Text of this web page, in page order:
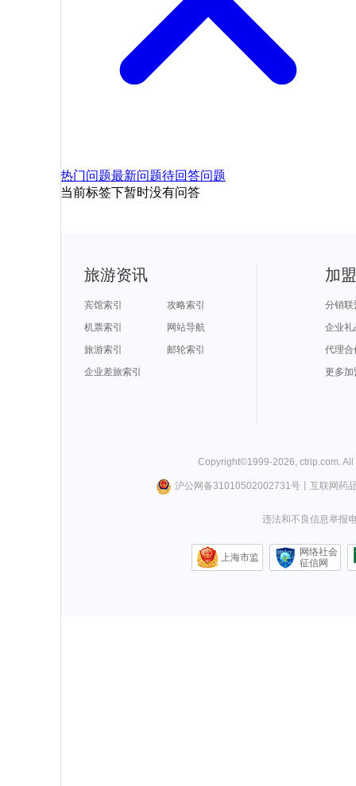
热门问题最新问题待回答问题
当前标签下暂时没有问答
旅游资讯
宾馆索引
攻略索引
机票索引
网站导航
旅游索引
邮轮索引
企业差旅索引
加
分销联
企业礼
代理合
更多加
Copyright©1999-2026, ctrip.com.
沪公网备31010502002731号丨 互联网药
违法和不良信息举报
上海市监
网络社会
征信网